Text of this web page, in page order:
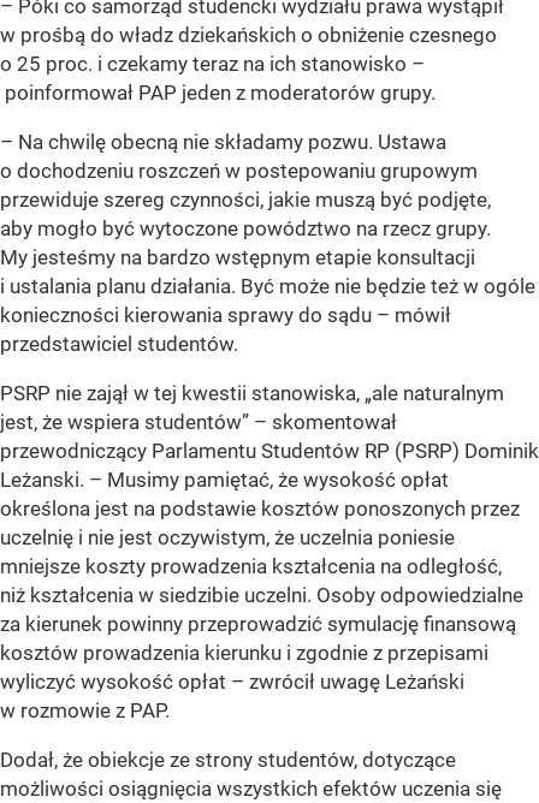
– Póki co samorząd studencki wydziału prawa wystąpił
w prośbą do władz dziekańskich o obniżenie czesnego
o 25 proc. i czekamy teraz na ich stanowisko –
poinformował PAP jeden z moderatorów grupy.
– Na chwilę obecną nie składamy pozwu. Ustawa
o dochodzeniu roszczeń w postepowaniu grupowym
przewiduje szereg czynności, jakie muszą być podjęte,
aby mogło być wytoczone powództwo na rzecz grupy.
My jesteśmy na bardzo wstępnym etapie konsultacji
i ustalania planu działania. Być może nie będzie też w ogóle
konieczności kierowania sprawy do sądu – mówił
przedstawiciel studentów.
PSRP nie zajął w tej kwestii stanowiska, „ale naturalnym
jest, że wspiera studentów” – skomentował
przewodniczący Parlamentu Studentów RP (PSRP) Dominik
Leżanski. – Musimy pamiętać, że wysokość opłat
określona jest na podstawie kosztów ponoszonych przez
uczelnię i nie jest oczywistym, że uczelnia poniesie
mniejsze koszty prowadzenia kształcenia na odległość,
niż kształcenia w siedzibie uczelni. Osoby odpowiedzialne
za kierunek powinny przeprowadzić symulację finansową
kosztów prowadzenia kierunku i zgodnie z przepisami
wyliczyć wysokość opłat – zwrócił uwagę Leżański
w rozmowie z PAP.
Dodał, że obiekcje ze strony studentów, dotyczące
możliwości osiągnięcia wszystkich efektów uczenia się